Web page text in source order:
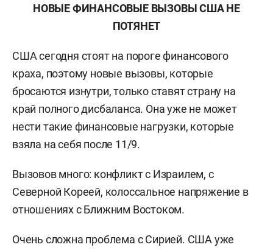
НОВЫЕ ФИНАНСОВЫЕ ВЫЗОВЫ США НЕ
ПОТЯНЕТ
США сегодня стоят на пороге финансового
краха, поэтому новые вызовы, которые
бросаются изнутри, только ставят страну на
край полного дисбаланса. Она уже не может
нести такие финансовые нагрузки, которые
взяла на себя после 11/9.
Вызовов много: конфликт с Израилем, с
Северной Кореей, колоссальное напряжение в
отношениях с Ближним Востоком.
Очень сложна проблема с Сирией. США уже